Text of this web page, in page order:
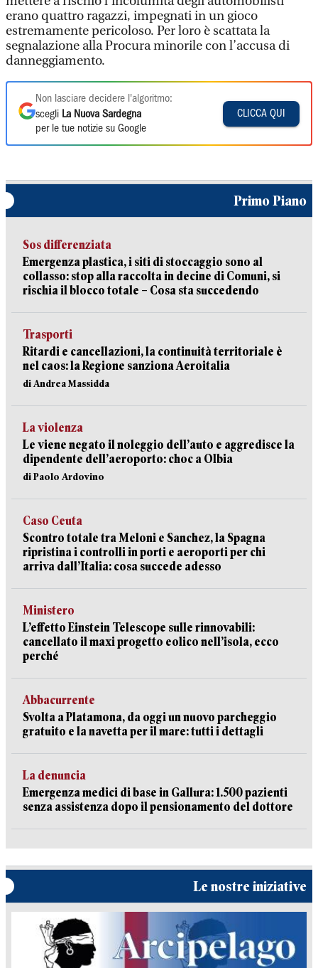
erano quattro ragazzi, impegnati in un gioco
estremamente pericoloso. Per loro è scattata la
segnalazione alla Procura minorile con l’accusa di
danneggiamento.
Non lasciare decidere l'algoritmo:
scegli La Nuova Sardegna
per le tue notizie su Google
CLICCA QUI
Primo Piano
Sos differenziata
Emergenza plastica, i siti di stoccaggio sono al
collasso: stop alla raccolta in decine di Comuni, si
rischia il blocco totale – Cosa sta succedendo
Trasporti
Ritardi e cancellazioni, la continuità territoriale è
nel caos: la Regione sanziona Aeroitalia
di Andrea Massidda
La violenza
Le viene negato il noleggio dell’auto e aggredisce la
dipendente dell’aeroporto: choc a Olbia
di Paolo Ardovino
Caso Ceuta
Scontro totale tra Meloni e Sanchez, la Spagna
ripristina i controlli in porti e aeroporti per chi
arriva dall’Italia: cosa succede adesso
Ministero
L’effetto Einstein Telescope sulle rinnovabili:
cancellato il maxi progetto eolico nell’isola, ecco
perché
Abbacurrente
Svolta a Platamona, da oggi un nuovo parcheggio
gratuito e la navetta per il mare: tutti i dettagli
La denuncia
Emergenza medici di base in Gallura: 1.500 pazienti
senza assistenza dopo il pensionamento del dottore
Le nostre iniziative